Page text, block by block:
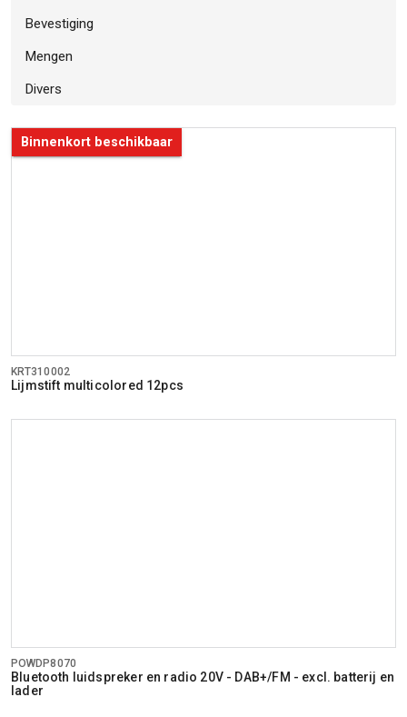
Bevestiging
Mengen
Divers
Binnenkort beschikbaar
KRT310002
Lijmstift multicolored 12pcs
POWDP8070
Bluetooth luidspreker en radio 20V - DAB+/FM - excl. batterij en
lader